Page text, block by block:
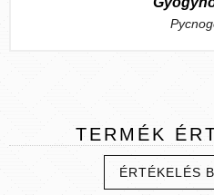
TERMÉK
ÉRTÉKELÉS